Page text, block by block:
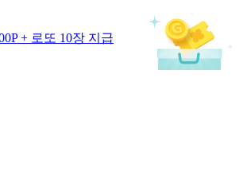
+ 로또 10장 지급